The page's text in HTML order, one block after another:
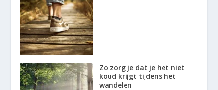
Zo zorg je dat je het niet
koud krijgt tijdens het
wandelen